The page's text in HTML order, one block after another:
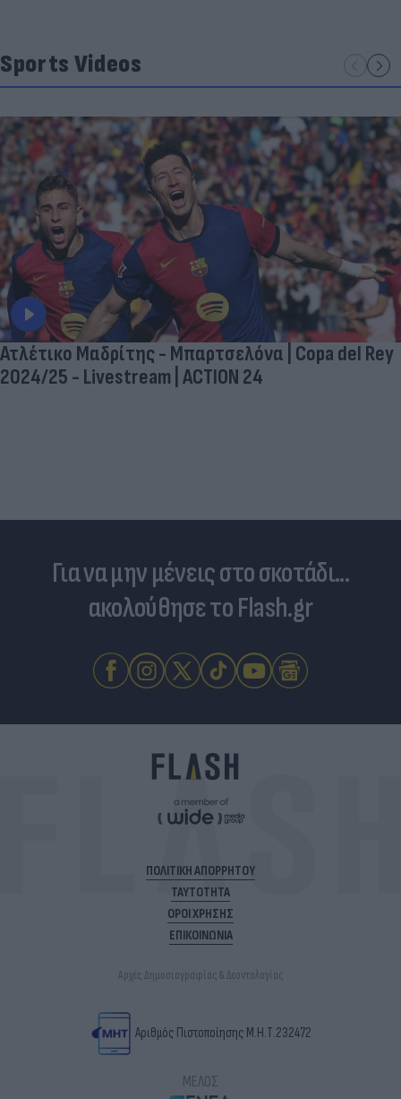
Sports Videos
Ατλέτικο Μαδρίτης - Μπαρτσελόνα | Copa del Rey
2024/25 - Livestream | ACTION 24
Για να μην μένεις στο σκοτάδι...
ακολούθησε το Flash.gr
ΠΟΛΙΤΙΚΗ ΑΠΟΡΡΗΤΟΥ
ΤΑΥΤΟΤΗΤΑ
ΟΡΟΙ ΧΡΗΣΗΣ
ΕΠΙΚΟΙΝΩΝΙΑ
Αρχές Δημοσιογραφίας & Δεοντολογίας
Αριθμός Πιστοποίησης Μ.Η.Τ.232472
ΜΕΛΟΣ